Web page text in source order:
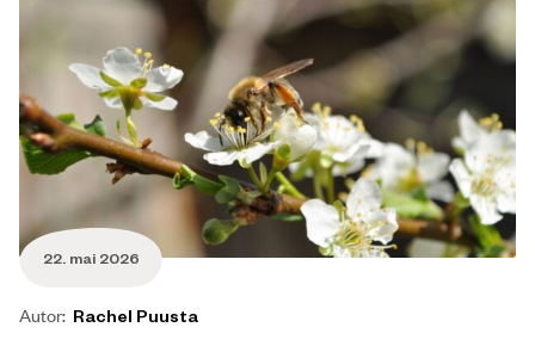
22. mai 2026
Autor: Rachel Puusta